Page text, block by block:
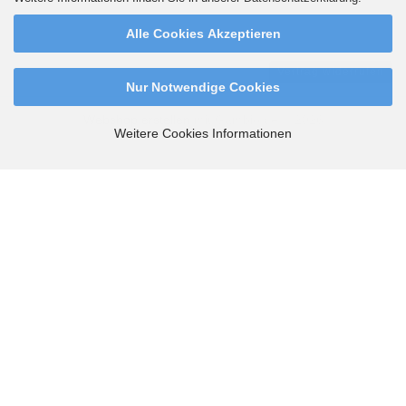
Alle Cookies Akzeptieren
Nur Notwendige Cookies
Weitere Cookies Informationen
Vertrag widerrufen